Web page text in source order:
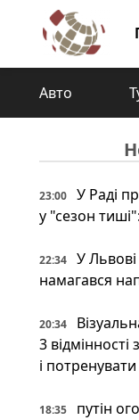
Авто
23:00
У Раді
у "сезон
22:34
У
намагався
20:34
3 відмінності
і
18:35
путін